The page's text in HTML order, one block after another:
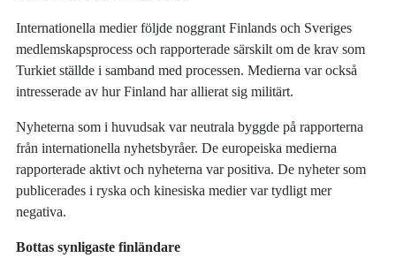
Internationella medier följde noggrant Finlands och Sveriges
medlemskapsprocess och rapporterade särskilt om de krav som
Turkiet ställde i samband med processen. Medierna var också
intresserade av hur Finland har allierat sig militärt.
Nyheterna som i huvudsak var neutrala byggde på rapporterna
från internationella nyhetsbyråer. De europeiska medierna
rapporterade aktivt och nyheterna var positiva. De nyheter som
publicerades i ryska och kinesiska medier var tydligt mer
negativa.
Bottas synligaste finländare